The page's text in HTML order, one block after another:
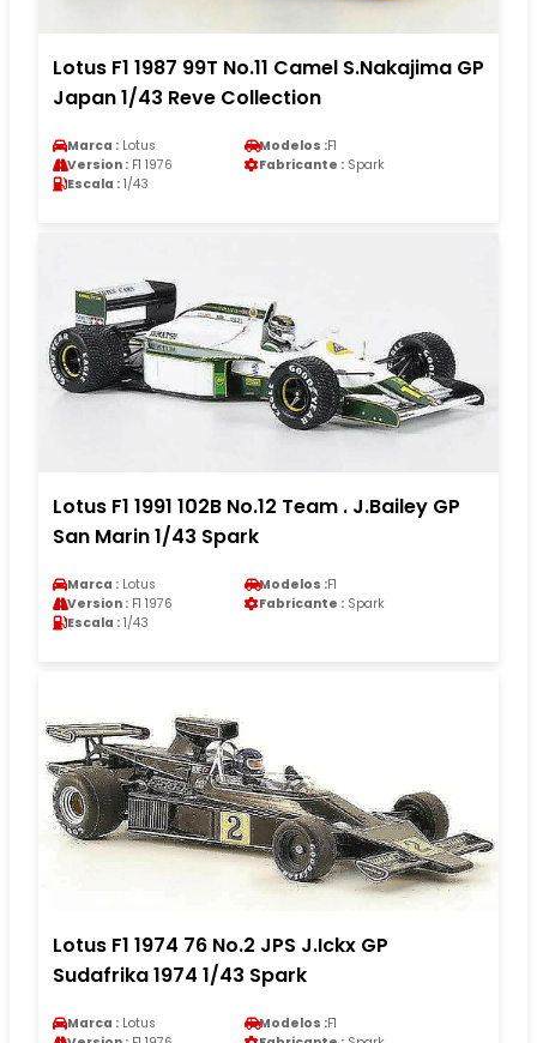
Lotus F1 1987 99T No.11 Camel S.Nakajima GP
Japan 1/43 Reve Collection
Marca : Lotus Modelos :F1
Version : F1 1976 Fabricante : Spark
Escala : 1/43
Lotus F1 1991 102B No.12 Team . J.Bailey GP
San Marin 1/43 Spark
Marca : Lotus Modelos :F1
Version : F1 1976 Fabricante : Spark
Escala : 1/43
Lotus F1 1974 76 No.2 JPS J.Ickx GP
Sudafrika 1974 1/43 Spark
Marca : Lotus Modelos :F1